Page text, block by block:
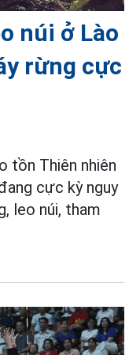
núi ở Lào
rừng cực
tồn Thiên nhiên
cực kỳ nguy
leo núi, tham